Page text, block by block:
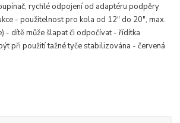
rychlé odpojení od adaptéru podpěry
- použitelnost pro kola od 12" do 20", max.
- dítě může šlapat či odpočívat - řídítka
při použití tažné tyče stabilizována - červená